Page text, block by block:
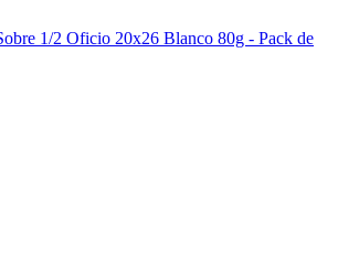
1/2 Oficio 20x26 Blanco 80g - Pack de